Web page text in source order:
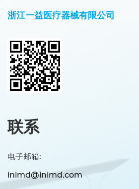
浙江一益医疗器械有限公司
联系
电子邮箱:
inimd@inimd.com